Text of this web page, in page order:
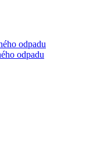
odpadu
odpadu